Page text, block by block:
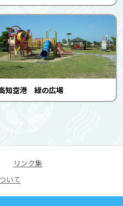
知空港 緑の広場
リンク集
いて